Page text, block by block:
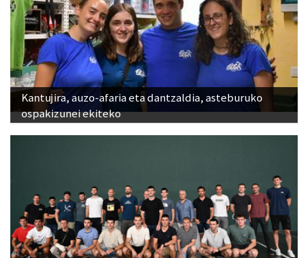
Kantujira, auzo-afaria eta dantzaldia, asteburuko
ospakizunei ekiteko